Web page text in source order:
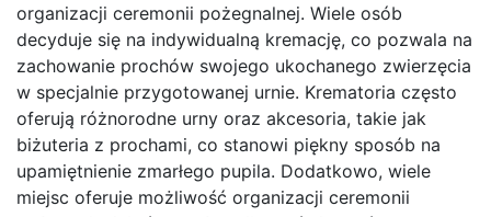
organizacji ceremonii pożegnalnej. Wiele osób
decyduje się na indywidualną kremację, co pozwala na
zachowanie prochów swojego ukochanego zwierzęcia
w specjalnie przygotowanej urnie. Krematoria często
oferują różnorodne urny oraz akcesoria, takie jak
biżuteria z prochami, co stanowi piękny sposób na
upamiętnienie zmarłego pupila. Dodatkowo, wiele
miejsc oferuje możliwość organizacji ceremonii